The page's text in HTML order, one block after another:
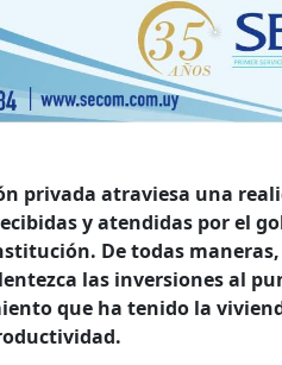
privada atraviesa una
y atendidas por el
De todas
las inversiones al
que ha tenido la